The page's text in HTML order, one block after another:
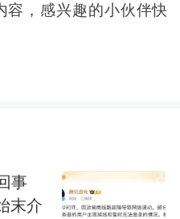
容，感兴趣的小伙伴快
事
末介